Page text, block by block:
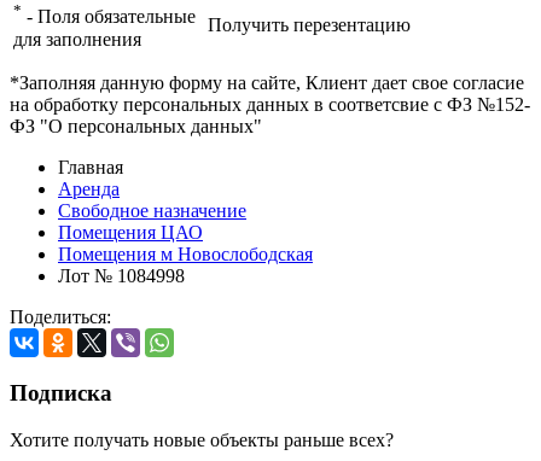
* - Поля обязательные
для заполнения
Получить перезентацию
*Заполняя данную форму на сайте, Клиент дает свое согласие
на обработку персональных данных в соответсвие с ФЗ №152-
ФЗ "О персональных данных"
Главная
Аренда
Свободное назначение
Помещения ЦАО
Помещения м Новослободская
Лот № 1084998
Поделиться:
Подписка
Хотите получать новые объекты раньше всех?